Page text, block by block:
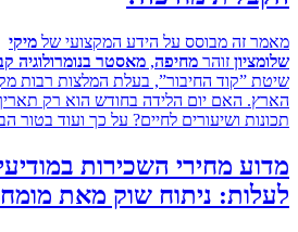
זה מבוסס על הידע המקצועי שלמיקי
זוהרמחיפה ,מאסטר בנומרולוגיה קבלית
החיבור”, בעלת המלצות רבות מקהל
האם יום הלידה בחודש הוא רק תאריך, או
ושיעורים לחיים? על כך ועוד בטור הבא...
מחירי השכירות במודיעין
ניתוח שוק מאת מומחה